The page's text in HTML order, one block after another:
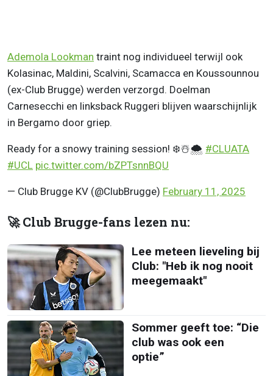
Ademola Lookman traint nog individueel terwijl ook
Kolasinac, Maldini, Scalvini, Scamacca en Koussounnou
(ex-Club Brugge) werden verzorgd. Doelman
Carnesecchi en linksback Ruggeri blijven waarschijnlijk
in Bergamo door griep.
Ready for a snowy training session! ❄️☃️🌨️ #CLUATA
#UCL pic.twitter.com/bZPTsnnBQU
— Club Brugge KV (@ClubBrugge) February 11, 2025
🚀 Club Brugge-fans lezen nu:
Lee meteen lieveling bij
Club: "Heb ik nog nooit
meegemaakt"
Sommer geeft toe: “Die
club was ook een
optie”